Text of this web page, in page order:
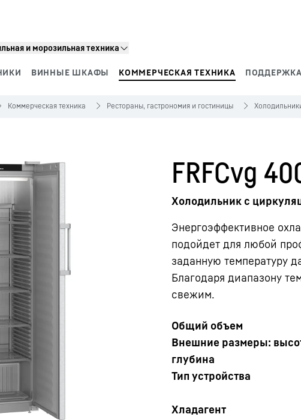
и морозильная техника
ВИННЫЕ ШКАФЫ КОММЕРЧЕСКАЯ ТЕХНИКА ПОДДЕРЖКА
Коммерческая техника Рестораны, гастрономия и гостиницы
FRFCvg
Холодильник с
Энергоэффективное
подойдет для любой
заданную температуру
Благодаря диапазону
свежим.
Общий объем
Внешние размеры:
глубина
Тип устройства
Хладагент